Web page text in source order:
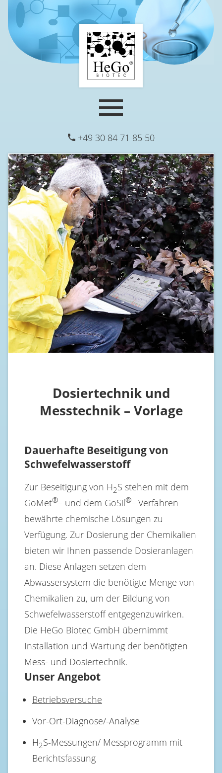
+49 30 84 71 85 50
Dosiertechnik und
Messtechnik – Vorlage
Dauerhafte Beseitigung von
Schwefelwasserstoff
Zur Beseitigung von H2S stehen mit dem
GoMet®– und dem GoSil®– Verfahren
bewährte chemische Lösungen zu
Verfügung. Zur Dosierung der Chemikalien
bieten wir Ihnen passende Dosieranlagen
an. Diese Anlagen setzen dem
Abwassersystem die benötigte Menge von
Chemikalien zu, um der Bildung von
Schwefelwasserstoff entgegenzuwirken.
Die HeGo Biotec GmbH übernimmt
Installation und Wartung der benötigten
Mess- und Dosiertechnik.
Unser Angebot
Betriebsversuche
Vor-Ort-Diagnose/-Analyse
H2S-Messungen/ Messprogramm mit
Berichtsfassung